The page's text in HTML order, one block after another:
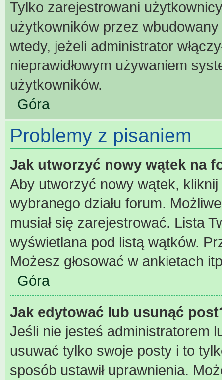
Tylko zarejestrowani
użytkowników przez
wtedy, jeżeli administrator
nieprawidłowym używaniem
użytkowników.
Góra
Problemy z pisaniem
Jak utworzyć nowy wątek na
Aby utworzyć nowy wątek,
wybranego działu forum.
musiał się zarejestrować. Lista
wyświetlana pod listą wątków.
Możesz głosować w ankietach
Góra
Jak edytować lub usunąć
Jeśli nie jesteś administratorem
usuwać tylko swoje posty i to
sposób ustawił uprawnienia.